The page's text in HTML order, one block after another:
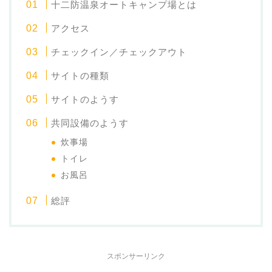
十二防温泉オートキャンプ場とは
アクセス
チェックイン／チェックアウト
サイトの種類
サイトのようす
共同設備のようす
炊事場
トイレ
お風呂
総評
スポンサーリンク